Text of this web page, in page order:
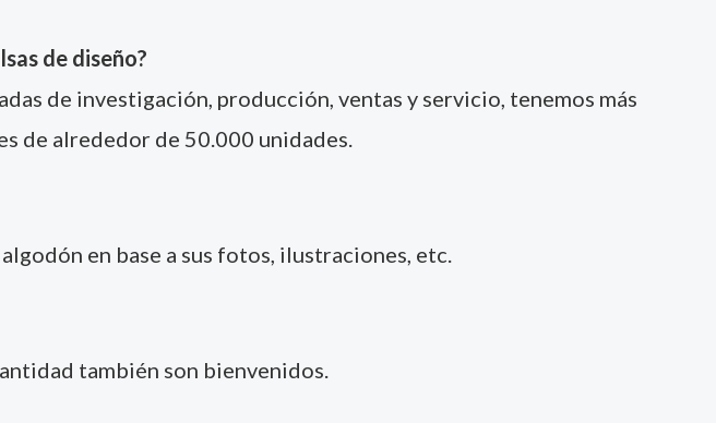
de diseño?
de investigación, producción, ventas y servicio, tenemos más
de alrededor de 50.000 unidades.
en base a sus fotos, ilustraciones, etc.
también son bienvenidos.